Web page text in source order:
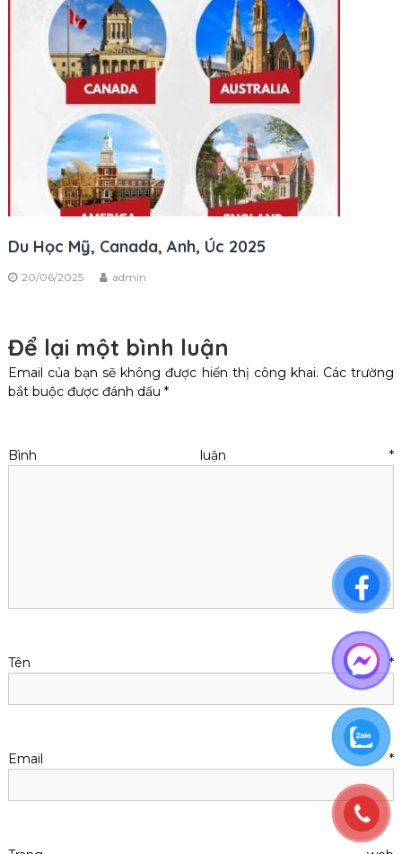
Du Học Mỹ, Canada, Anh, Úc 2025
20/06/2025 admin
Để lại một bình luận
Email của bạn sẽ không được hiển thị công khai. Các trường
bắt buộc được đánh dấu *
Bình luận*
Tên*
Email*